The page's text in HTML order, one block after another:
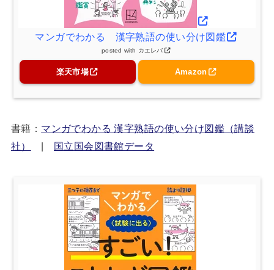
マンガでわかる 漢字熟語の使い分け図鑑
posted with カエレバ
楽天市場 Amazon
書籍： マンガでわかる 漢字熟語の使い分け図鑑（講談
社）
国立国会図書館データ